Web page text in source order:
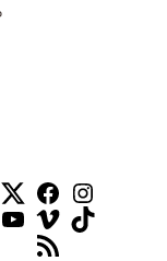
Twitter
Facebook
YouTube
VimeoTikTok
RSS Feed